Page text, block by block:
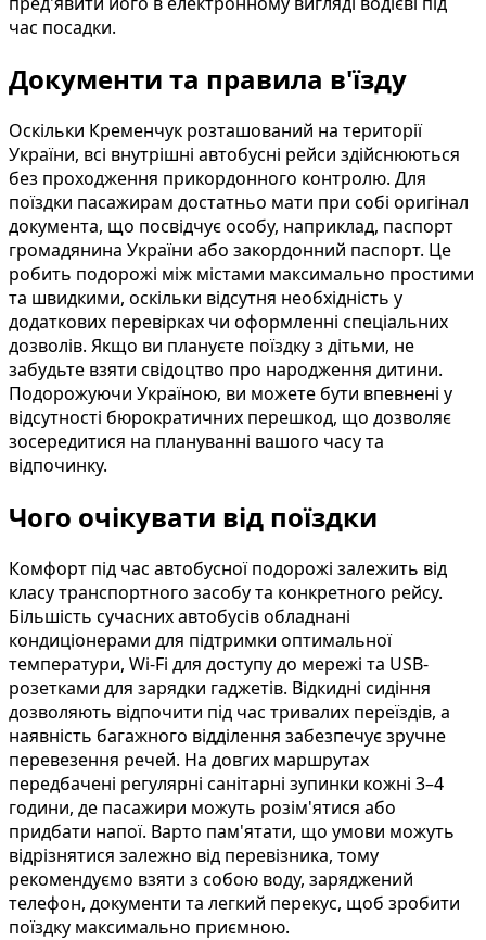
час посадки.
Документи та правила в'їзду
Оскільки Кременчук розташований на території
України, всі внутрішні автобусні рейси здійснюються
без проходження прикордонного контролю. Для
поїздки пасажирам достатньо мати при собі оригінал
документа, що посвідчує особу, наприклад, паспорт
громадянина України або закордонний паспорт. Це
робить подорожі між містами максимально простими
та швидкими, оскільки відсутня необхідність у
додаткових перевірках чи оформленні спеціальних
дозволів. Якщо ви плануєте поїздку з дітьми, не
забудьте взяти свідоцтво про народження дитини.
Подорожуючи Україною, ви можете бути впевнені у
відсутності бюрократичних перешкод, що дозволяє
зосередитися на плануванні вашого часу та
відпочинку.
Чого очікувати від поїздки
Комфорт під час автобусної подорожі залежить від
класу транспортного засобу та конкретного рейсу.
Більшість сучасних автобусів обладнані
кондиціонерами для підтримки оптимальної
температури, Wi-Fi для доступу до мережі та USB-
розетками для зарядки гаджетів. Відкидні сидіння
дозволяють відпочити під час тривалих переїздів, а
наявність багажного відділення забезпечує зручне
перевезення речей. На довгих маршрутах
передбачені регулярні санітарні зупинки кожні 3–4
години, де пасажири можуть розім'ятися або
придбати напої. Варто пам'ятати, що умови можуть
відрізнятися залежно від перевізника, тому
рекомендуємо взяти з собою воду, заряджений
телефон, документи та легкий перекус, щоб зробити
поїздку максимально приємною.